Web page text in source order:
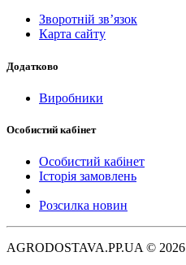
Зворотній зв’язок
Карта сайту
Додатково
Виробники
Особистий кабінет
Особистий кабінет
Історія замовлень
Розсилка новин
AGRODOSTAVA.PP.UA © 2026